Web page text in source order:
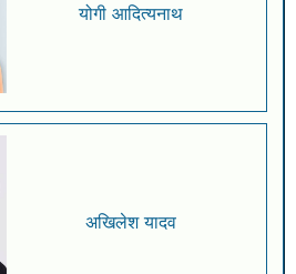
योगी आदित्यनाथ
अखिलेश यादव